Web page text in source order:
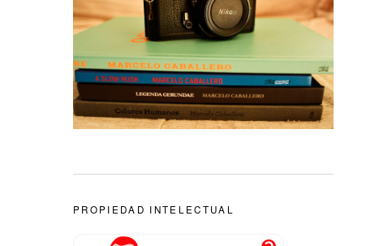
PROPIEDAD INTELECTUAL